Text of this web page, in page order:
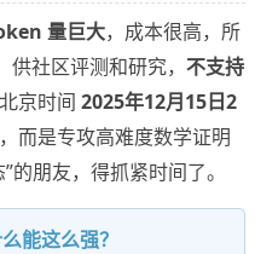
量巨大，成本很高，所
供社区评测和研究， 不支持
京时间 2025年12月15日2
而是专攻高难度数学证明
的朋友，得抓紧时间了。
能这么强？